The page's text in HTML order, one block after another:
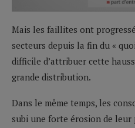
Mais les faillites ont
secteurs depuis la fin du «
difficile d’attribuer cette
grande distribution.
Dans le même temps, les
subi une forte érosion de leur